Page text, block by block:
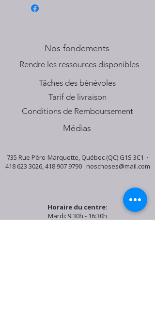
Nos fondements
​Rendre les ressources disponibles
Tâches des bénévoles
Tarif de livraison
Conditions de Remboursement
Médias
735 Rue Père-Marquette, Québec (QC) G1S 3C1 ·
418 623 3026,418 907 9790· noschoses@mail.com
Horaire du centre:
Mardi: 9:30h - 16:30h